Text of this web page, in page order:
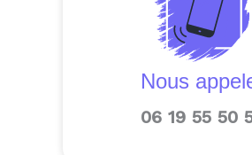
Nous
06 19 55 50